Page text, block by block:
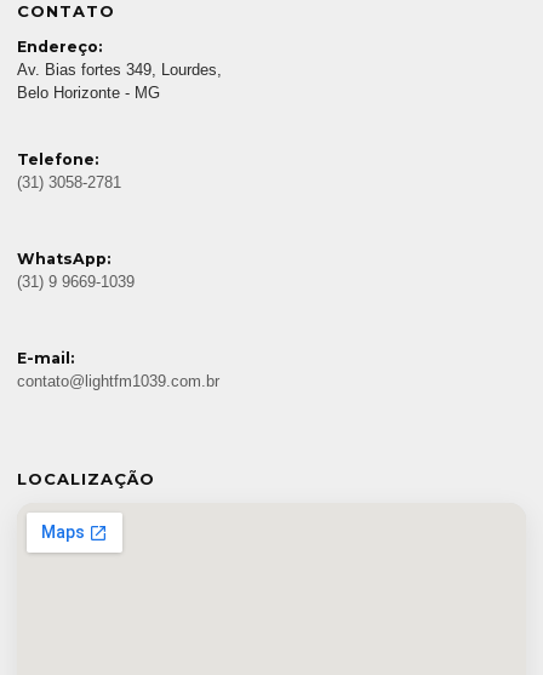
CONTATO
Endereço:
Av. Bias fortes 349, Lourdes,
Belo Horizonte - MG
Telefone:
(31) 3058-2781
WhatsApp:
(31) 9 9669-1039
E-mail:
contato@lightfm1039.com.br
LOCALIZAÇÃO